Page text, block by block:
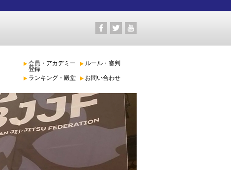
会員・アカデミー
登録
ルール・審判
ランキング・殿堂 お問い合わせ